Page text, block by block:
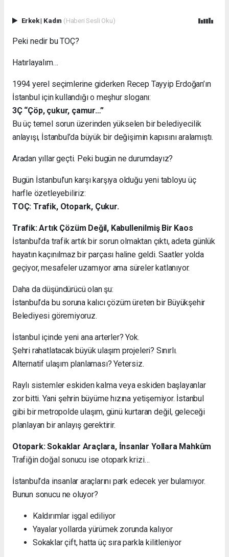
Erkek| Kadın (Haberi Sesli Oku)
Peki nedir bu TOÇ?
Hatırlayalım…
1994 yerel seçimlerine giderken Recep Tayyip Erdoğan’ın
İstanbul için kullandığı o meşhur sloganı:
3Ç “Çöp, çukur, çamur…”
Bu üç temel sorun üzerinden yükselen bir belediyecilik
anlayışı, İstanbul’da büyük bir değişimin kapısını aralamıştı.
Aradan yıllar geçti. Peki bugün ne durumdayız?
Bugün İstanbul’un karşı karşıya olduğu yeni tabloyu üç
harfle özetleyebiliriz:
TOÇ: Trafik, Otopark, Çukur.
Trafik: Artık Çözüm Değil, Kabullenilmiş Bir Kaos
İstanbul’da trafik artık bir sorun olmaktan çıktı, adeta günlük
hayatın kaçınılmaz bir parçası haline geldi. Saatler yolda
geçiyor, mesafeler uzamıyor ama süreler katlanıyor.
Daha da düşündürücü olan şu:
İstanbul’da bu soruna kalıcı çözüm üreten bir Büyükşehir
Belediyesi göremiyoruz.
İstanbul içinde yeni ana arterler? Yok.
Şehri rahatlatacak büyük ulaşım projeleri? Sınırlı.
Alternatif ulaşım planlaması? Yetersiz.
Raylı sistemler eskiden kalma veya eskiden başlayanlar
zor bitti. Yani şehrin büyüme hızına yetişemiyor. İstanbul
gibi bir metropolde ulaşım, günü kurtaran değil, geleceği
planlayan bir anlayış gerektirir.
Otopark: Sokaklar Araçlara, İnsanlar Yollara Mahkûm
Trafiğin doğal sonucu ise otopark krizi…
İstanbul’da insanlar araçlarını park edecek yer bulamıyor.
Bunun sonucu ne oluyor?
Kaldırımlar işgal ediliyor
Yayalar yollarda yürümek zorunda kalıyor
Sokaklar çift, hatta üç sıra parkla kilitleniyor